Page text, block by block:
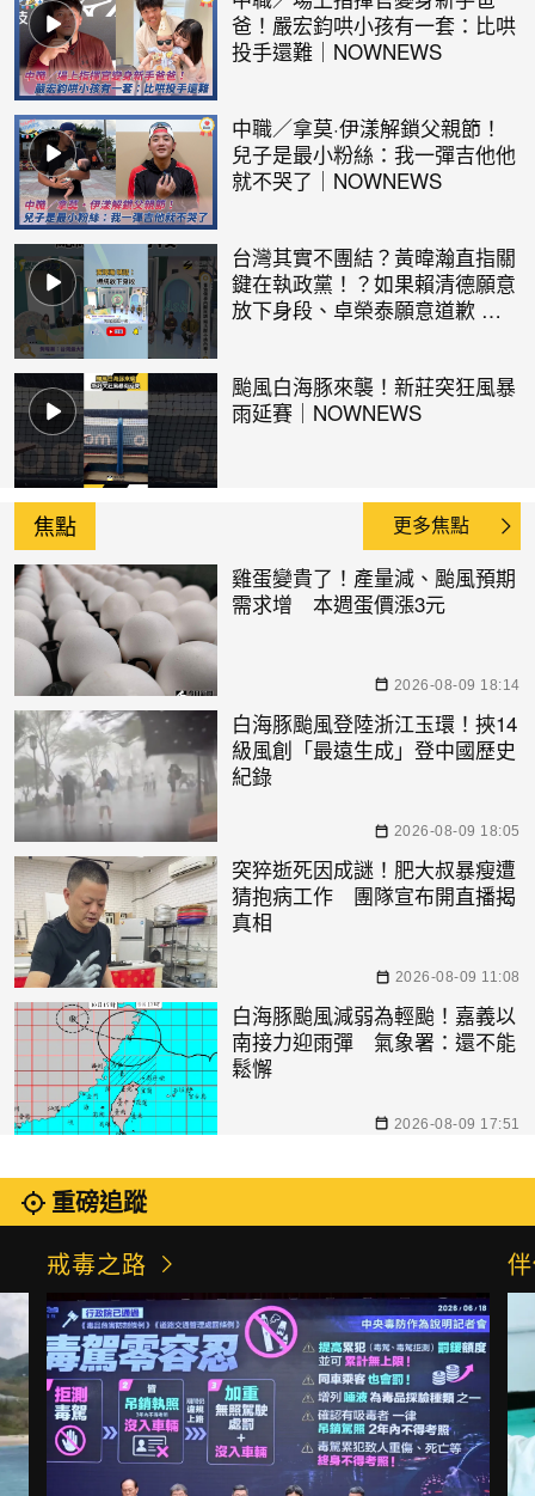
爸！嚴宏鈞哄小孩有一套：比哄
投手還難｜NOWNEWS
中職／拿莫·伊漾解鎖父親節！
兒子是最小粉絲：我一彈吉他他
就不哭了｜NOWNEWS
台灣其實不團結？黃暐瀚直指關
鍵在執政黨！？如果賴清德願意
放下身段、卓榮泰願意道歉 局
颱風白海豚來襲！新莊突狂風暴
雨延賽｜NOWNEWS
焦點 更多焦點
雞蛋變貴了！產量減、颱風預期
需求增 本週蛋價漲3元
2026-08-09 18:14
白海豚颱風登陸浙江玉環！挾14
級風創「最遠生成」登中國歷史
紀錄
2026-08-09 18:05
突猝逝死因成謎！肥大叔暴瘦遭
猜抱病工作 團隊宣布開直播揭
真相
2026-08-09 11:08
白海豚颱風減弱為輕颱！嘉義以
南接力迎雨彈 氣象署：還不能
鬆懈
2026-08-09 17:51
重磅追蹤
戒毒之路